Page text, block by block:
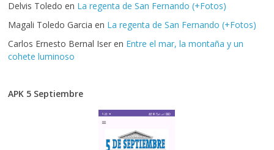
Delvis Toledo en La regenta de San Fernando (+Fotos)
Magali Toledo Garcia en La regenta de San Fernando (+Fotos)
Carlos Ernesto Bernal Iser en Entre el mar, la montaña y un
cohete luminoso
APK 5 Septiembre